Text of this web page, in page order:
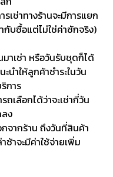
รเช่าทางร้านจะมีการแยก
กับซื้อแต่ไม่ใช่ค่าซักจริง)
าเช่า หรือวันรับชุดก็ได้
นำให้ลูกค้าชำระในวัน
การ
ถเลือกได้ว่าจะเช่ากี่วัน
ง
จากร้าน ถึงวันที่สินค้า
ช้าจะมีค่าใช้จ่ายเพิ่ม